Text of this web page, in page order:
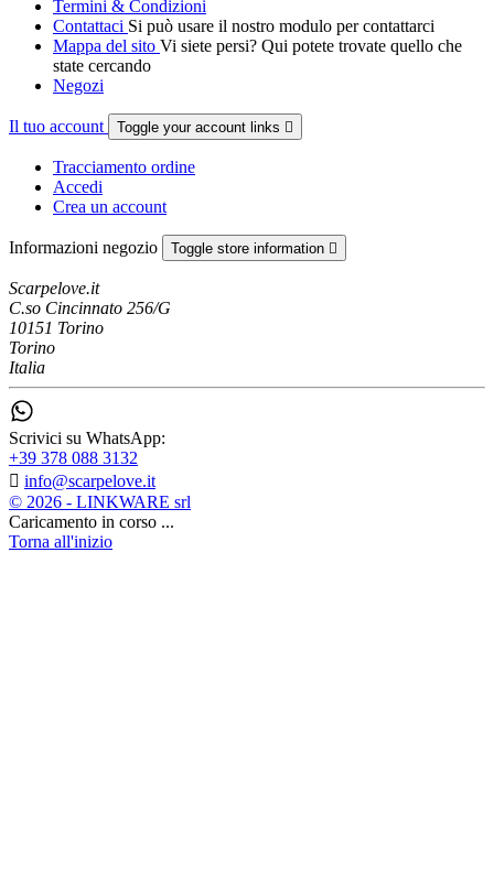
Termini & Condizioni
Contattaci Si può usare il nostro modulo per contattarci
Mappa del sito Vi siete persi? Qui potete trovate quello che
state cercando
Negozi
Il tuo account Toggle your account links 
Tracciamento ordine
Accedi
Crea un account
Informazioni negozio Toggle store information 
Scarpelove.it
C.so Cincinnato 256/G
10151 Torino
Torino
Italia
Scrivici su WhatsApp:
+39 378 088 3132
 info@scarpelove.it
© 2026 - LINKWARE srl
Caricamento in corso ...
Torna all'inizio